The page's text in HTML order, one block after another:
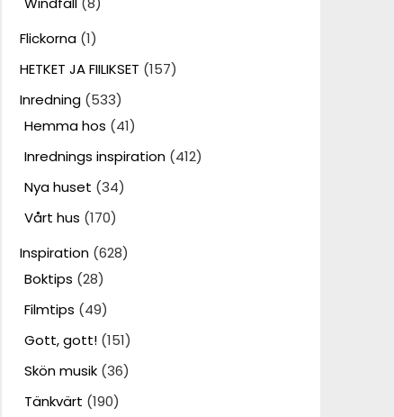
Flickorna(1)
HETKET JA FIILIKSET (157)
Inredning(533)
Hemma hos (41)
Inrednings inspiration(412)
Nya huset (34)
Vårt hus (170)
Inspiration(628)
Boktips (28)
Filmtips (49)
Gott, gott!(151)
Skön musik(36)
Tänkvärt (190)